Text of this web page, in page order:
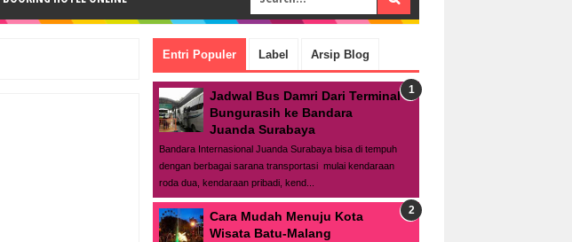
Entri Populer Label Arsip Blog
Jadwal Bus Damri Dari Terminal
Bungurasih ke Bandara
Juanda Surabaya
Bandara Internasional Juanda Surabaya bisa di tempuh
dengan berbagai sarana transportasi mulai kendaraan
roda dua, kendaraan pribadi, kend...
Cara Mudah Menuju Kota
Wisata Batu-Malang